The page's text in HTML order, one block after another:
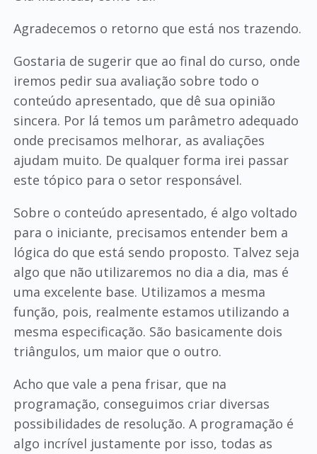
Agradecemos o retorno que está nos trazendo.
Gostaria de sugerir que ao final do curso, onde
iremos pedir sua avaliação sobre todo o
conteúdo apresentado, que dê sua opinião
sincera. Por lá temos um parâmetro adequado
onde precisamos melhorar, as avaliações
ajudam muito. De qualquer forma irei passar
este tópico para o setor responsável.
Sobre o conteúdo apresentado, é algo voltado
para o iniciante, precisamos entender bem a
lógica do que está sendo proposto. Talvez seja
algo que não utilizaremos no dia a dia, mas é
uma excelente base. Utilizamos a mesma
função, pois, realmente estamos utilizando a
mesma especificação. São basicamente dois
triângulos, um maior que o outro.
Acho que vale a pena frisar, que na
programação, conseguimos criar diversas
possibilidades de resolução. A programação é
algo incrível justamente por isso, todas as